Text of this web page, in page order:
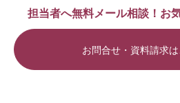
担当者へ無料メール相談！お
お問合せ・資料請求